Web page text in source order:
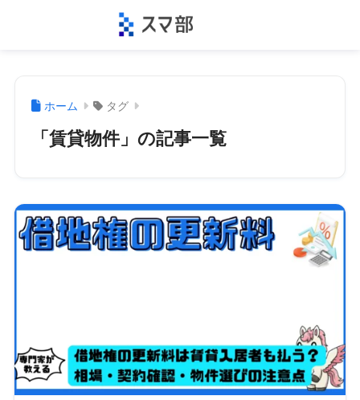
ホーム タグ
「賃貸物件」の記事一覧